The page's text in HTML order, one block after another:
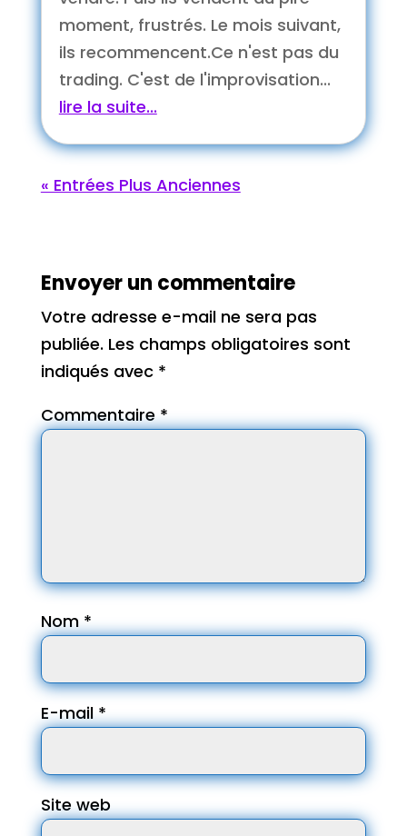
moment, frustrés. Le mois suivant,
ils recommencent.Ce n'est pas du
trading. C'est de l'improvisation...
lire la suite...
« Entrées Plus Anciennes
Envoyer un commentaire
Votre adresse e-mail ne sera pas
publiée. Les champs obligatoires sont
indiqués avec *
Commentaire*
Nom*
E-mail*
Site web